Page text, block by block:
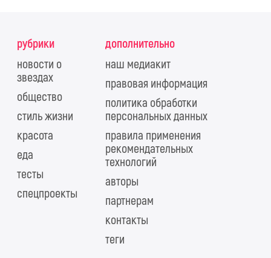
рубрики
новости о
звездах
общество
стиль жизни
красота
еда
тесты
спецпроекты
дополнительно
наш медиакит
правовая информация
политика обработки
персональных данных
правила применения
рекомендательных
технологий
авторы
партнерам
контакты
теги